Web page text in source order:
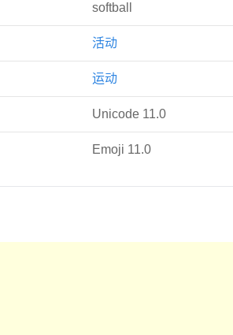
softball
活动
运动
Unicode 11.0
Emoji 11.0